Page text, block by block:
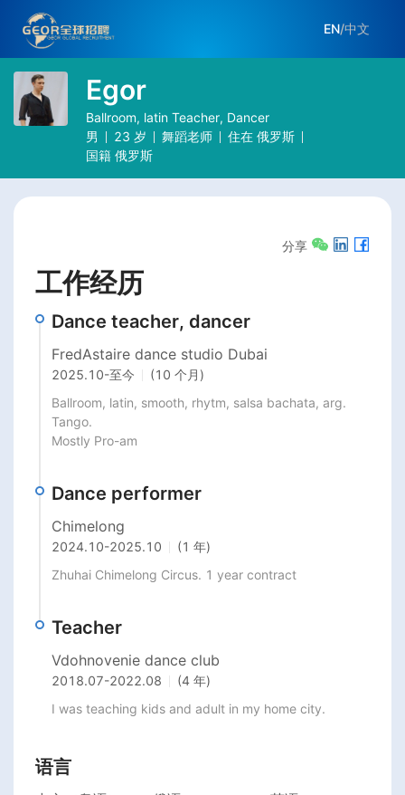
EN/中文
Egor
Ballroom, latin Teacher, Dancer
男
23 岁 舞蹈老师 住在 俄罗斯
国籍 俄罗斯
分享
工作经历
Dance teacher, dancer
FredAstaire dance studio Dubai
2025.10-至今
(10 个月)
Ballroom, latin, smooth, rhytm, salsa bachata, arg.
Tango.
Mostly Pro-am
Dance performer
Chimelong
2024.10-2025.10
(1 年)
Zhuhai Chimelong Circus. 1 year contract
Teacher
Vdohnovenie dance club
2018.07-2022.08
(4 年)
I was teaching kids and adult in my home city.
语言